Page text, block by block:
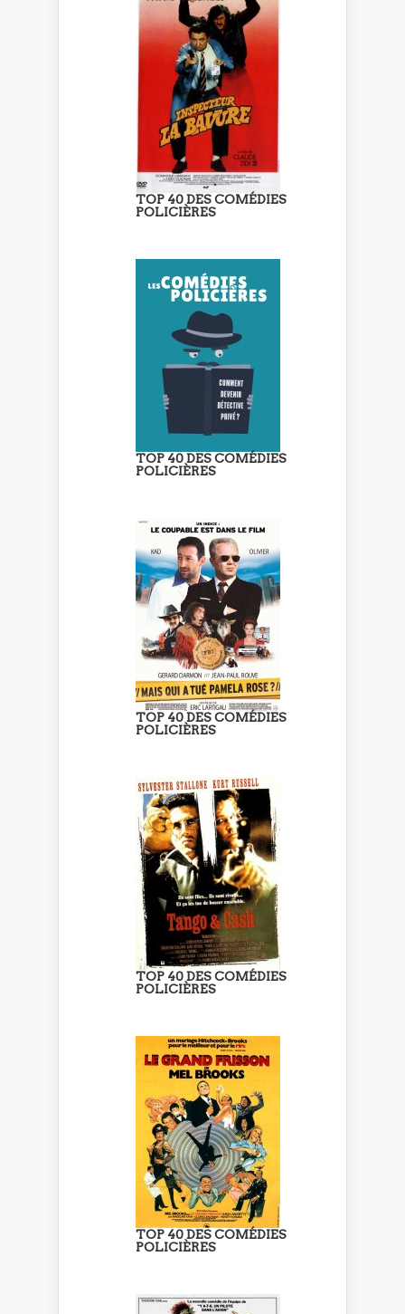
TOP 40 DES COMÉDIES
POLICIÈRES
TOP 40 DES COMÉDIES
POLICIÈRES
TOP 40 DES COMÉDIES
POLICIÈRES
TOP 40 DES COMÉDIES
POLICIÈRES
TOP 40 DES COMÉDIES
POLICIÈRES